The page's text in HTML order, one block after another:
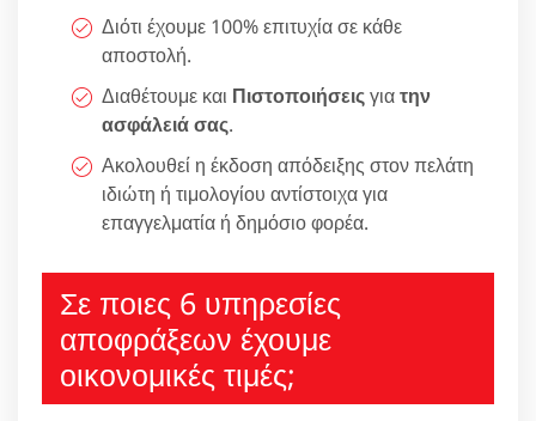
Διότι έχουμε 100% επιτυχία σε κάθε
αποστολή.
Διαθέτουμε και Πιστοποιήσειςγιατην
ασφάλειά σας.
Ακολουθεί η έκδοση απόδειξης στον πελάτη
ιδιώτη ή τιμολογίου αντίστοιχα για
επαγγελματία ή δημόσιο φορέα.
Σε ποιες 6 υπηρεσίες
αποφράξεων έχουμε
οικονομικές τιμές;